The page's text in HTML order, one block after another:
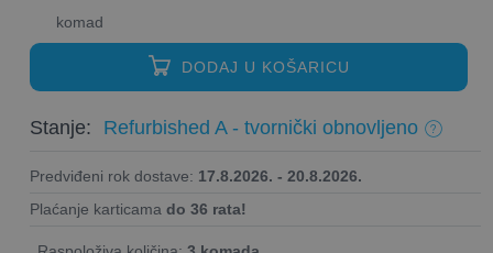
komad
DODAJ U KOŠARICU
Stanje: Refurbished A - tvornički obnovljeno
Predviđeni rok dostave: 17.8.2026. - 20.8.2026.
Plaćanje karticama do 36 rata!